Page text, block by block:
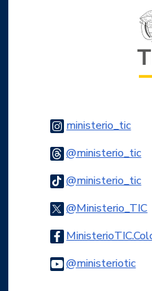
ministerio_tic
@ministerio_tic
@ministerio_tic
@Ministerio_TIC
@ministeriotic